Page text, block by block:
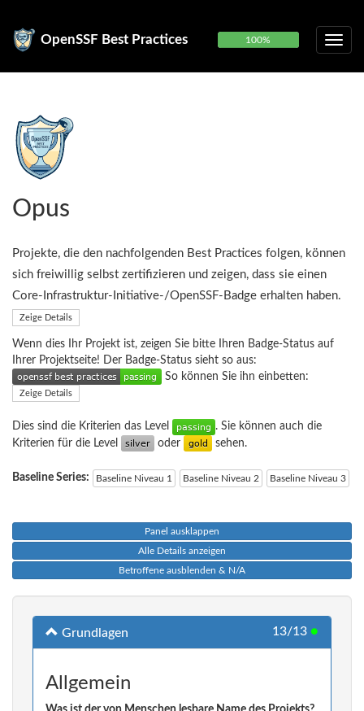
OpenSSF Best Practices 100%
Opus
Projekte, die den nachfolgenden Best Practices folgen, können
sich freiwillig selbst zertifizieren und zeigen, dass sie einen
Core-Infrastruktur-Initiative-/OpenSSF-Badge erhalten haben.
Zeige Details
Wenn dies Ihr Projekt ist, zeigen Sie bitte Ihren Badge-Status auf
Ihrer Projektseite! Der Badge-Status sieht so aus:
So können Sie ihn einbetten:
Zeige Details
Dies sind die Kriterien das Level
. Sie können auch die
Kriterien für die Level
oder sehen.
Baseline Series: Baseline Niveau 1 Baseline Niveau 2 Baseline Niveau 3
Panel ausklappen
Alle Details anzeigen
Betroffene ausblenden & N/A
Grundlagen 13/13 ●
Allgemein